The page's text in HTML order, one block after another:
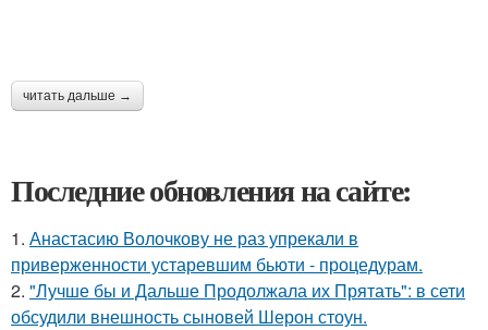
читать дальше →
Последние обновления на сайте:
1. Анастасию Волочкову не раз упрекали в
приверженности устаревшим бьюти - процедурам.
2. "Лучше бы и Дальше Продолжала их Прятать": в сети
обсудили внешность сыновей Шерон стоун.